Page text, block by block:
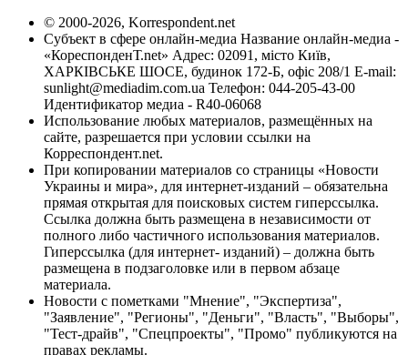
© 2000-2026, Korrespondent.net
Субъект в сфере онлайн-медиа Название онлайн-медиа -
«КореспонденТ.net» Адрес: 02091, місто Київ,
ХАРКІВСЬКЕ ШОСЕ, будинок 172-Б, офіс 208/1 E-mail:
sunlight@mediadim.com.ua Телефон: 044-205-43-00
Идентификатор медиа - R40-06068
Использование любых материалов, размещённых на
сайте, разрешается при условии ссылки на
Корреспондент.net.
При копировании материалов со страницы «Новости
Украины и мира», для интернет-изданий – обязательна
прямая открытая для поисковых систем гиперссылка.
Ссылка должна быть размещена в независимости от
полного либо частичного использования материалов.
Гиперссылка (для интернет- изданий) – должна быть
размещена в подзаголовке или в первом абзаце
материала.
Новости с пометками "Мнение", "Экспертиза",
"Заявление", "Регионы", "Деньги", "Власть", "Выборы",
"Тест-драйв", "Спецпроекты", "Промо" публикуются на
правах рекламы.